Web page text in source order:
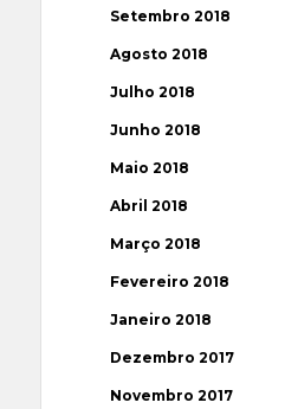
Setembro 2018
Agosto 2018
Julho 2018
Junho 2018
Maio 2018
Abril 2018
Março 2018
Fevereiro 2018
Janeiro 2018
Dezembro 2017
Novembro 2017